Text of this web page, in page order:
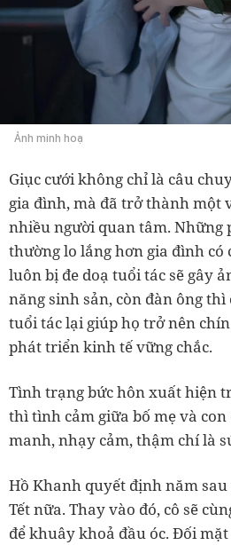
Ảnh minh hoạ
Giục cưới không chỉ là câu
gia đình, mà đã trở thành một
nhiều người quan tâm. Những
thường lo lắng hơn gia đình
luôn bị đe doạ tuổi tác sẽ gây
năng sinh sản, còn đàn ông
tuổi tác lại giúp họ trở nên
phát triển kinh tế vững chắc.
Tình trạng bức hôn xuất hiện
thì tình cảm giữa bố mẹ và
manh, nhạy cảm, thậm chí là
Hồ Khanh quyết định năm sau
Tết nữa. Thay vào đó, cô sẽ
để khuây khoả đầu óc. Đối